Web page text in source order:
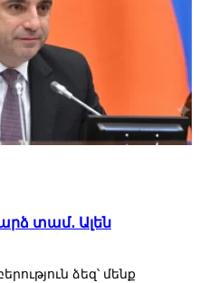
տամ․ Ալեն
ձեզ՝ մենք